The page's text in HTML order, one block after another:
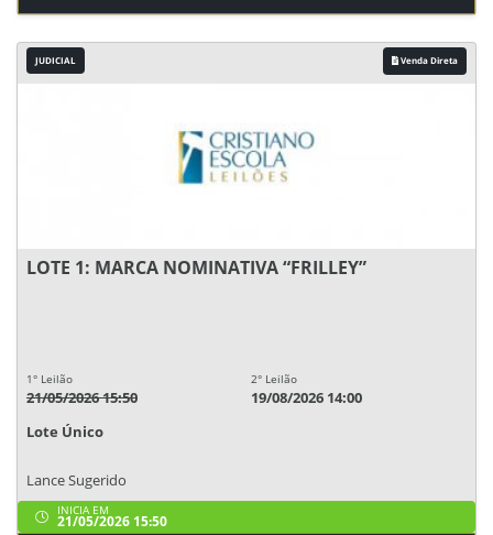
JUDICIAL Venda Direta
LOTE 1: MARCA NOMINATIVA “FRILLEY”
1° Leilão
21/05/2026 15:50
2° Leilão
19/08/2026 14:00
Lote Único
Lance Sugerido
INICIA EM
21/05/2026 15:50